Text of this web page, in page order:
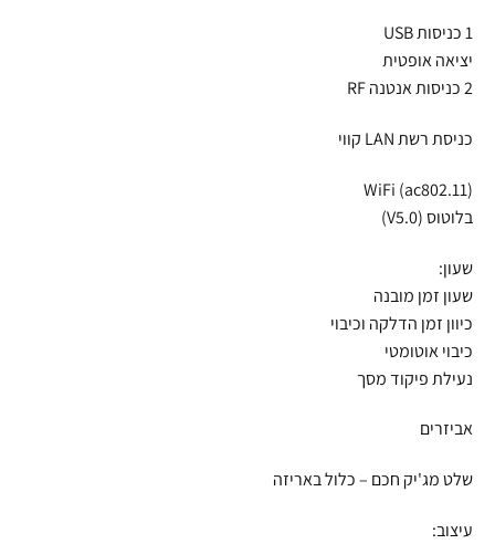
1 כניסות USB
יציאה אופטית
2 כניסות אנטנה RF
כניסת רשת LAN קווי
WiFi (ac802.11)
בלוטוס (V5.0)
שעון:
שעון זמן מובנה
כיוון זמן הדלקה וכיבוי
כיבוי אוטומטי
נעילת פיקוד מסך
אביזרים
שלט מג'יק חכם – כלול באריזה
עיצוב: